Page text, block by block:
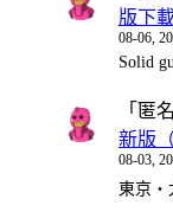
版下
08-06,
Solid
「 匿
新版
08-03,
東京